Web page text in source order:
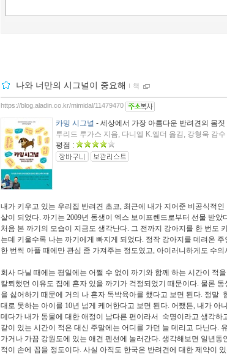
나와 너만의 시그널이 중요해 ｌ 책
https://blog.aladin.co.kr/mimidal/11479470
카밍 시그널 - 세상에서 가장 아름다운 반려견의 몸짓
투리드 루가스 지음, 다니엘 K.엘더 옮김, 강형욱 감
평점 :
내가 키우고 있는 우리집 반려견 초코, 최근에 내가 지어준 비공식적
살이 되었다. 까기는 2009년 동생이 엑스 보이프렌드로부터 선물 받
처음 본 까기의 모습이 지금도 생각난다. 그 전까지 강아지를 한 번도
는데 키울수록 나는 까기에게 빠지게 되었다. 정작 강아지를 데려온
한 번씩 아플 때에만 관심 좀 가져주는 정도였고, 아이러니하게도 수
회사 다닐 때에는 평일에는 어쩔 수 없이 까기와 함께 하는 시간이 적
칼퇴했던 이유도 집에 혼자 있을 까기가 걱정되었기 때문이다. 물론
을 싫어하기 때문에 거의 나 혼자 독박육아를 했다고 보면 된다. 정말
대로 못하는 아이를 10년 넘게 케어한다고 보면 된다. 어쨌든, 내가 아
데다가 내가 동물에 대한 애정이 남다른 편이라서 숙명이라고 생각하
같이 있는 시간이 적은 대신 주말에는 어디를 가던 늘 데리고 다닌다.
가거나 가끔 강원도에 있는 애견 펜션에 놀러간다. 생각해보면 일년동
적이 손에 꼽을 정도이다. 사실 아직도 한국은 반려견에 대한 제약이